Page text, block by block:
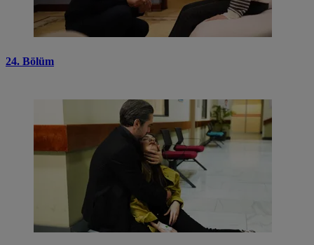
24. Bölüm